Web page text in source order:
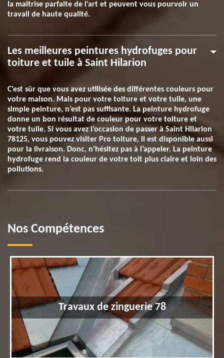
la maitrise parfaite de l’art et peuvent vous pourvoir un
travail de haute qualité.
Les meilleures peintures hydrofuges pour
toiture et tuile à Saint Hilarion
C’est sûr que vous avez utilisée des différentes couleurs pour
votre maison. Mais pour votre toiture et votre tuile, une
simple peinture, n’est pas suffisante. La peinture hydrofuge
donne un bon résultat de couleur pour votre toiture et
votre tuile. Si vous avez l’occasion de passer à Saint Hilarion
78125, vous pouvez visiter Pro toiture, il est disponible aussi
pour la livraison. Donc, n’hésitez pas à l’appeler. La peinture
hydrofuge rend la couleur de votre toit plus claire et loin des
pollutions.
Nos Compétences
Travaux de zinguerie 78